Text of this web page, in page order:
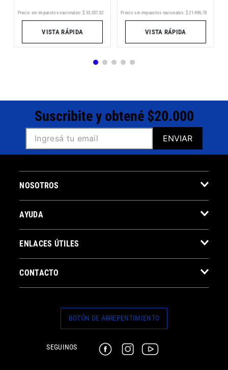
Precio sin impuestos nacionales: $ 33.057,02
VISTA RÁPIDA
Precio sin impuestos nacionales: $ 21 .486,78
VISTA RÁPIDA
Suscribite y obtené $20.000
ENVIAR
NOSOTROS
AYUDA
ENLACES ÚTILES
CONTACTO
BOTÓN DE ARREPENTIMIENTO
SEGUINOS